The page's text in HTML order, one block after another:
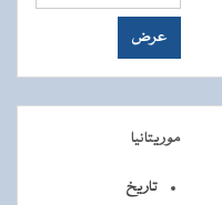
موريتانيا
تاريخ